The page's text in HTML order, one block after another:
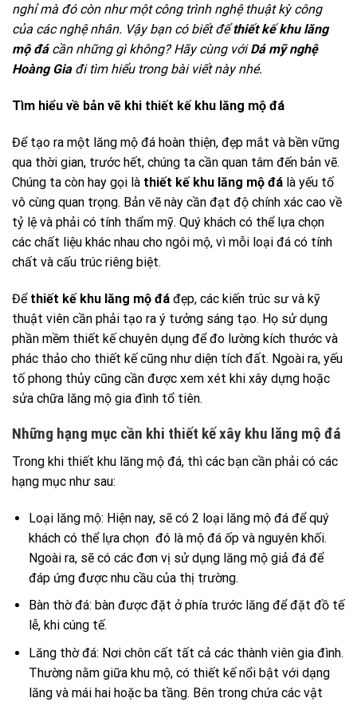
nghỉ mà đó còn như một công trình nghệ thuật kỳ công
của các nghệ nhân. Vậy bạn có biết đểthiết kế khu lăng
mộ đácần những gì không? Hãy cùng vớiDá mỹ nghệ
Hoàng Giađi tìm hiểu trong bài viết này nhé.
Tìm hiểu về bản vẽ khi thiết kế khu lăng mộ đá
Để tạo ra một lăng mộ đá hoàn thiện, đẹp mắt và bền vững
qua thời gian, trước hết, chúng ta cần quan tâm đến bản vẽ.
Chúng ta còn hay gọi là thiết kế khu lăng mộ đá là yếu tố
vô cùng quan trọng. Bản vẽ này cần đạt độ chính xác cao về
tỷ lệ và phải có tính thẩm mỹ. Quý khách có thể lựa chọn
các chất liệu khác nhau cho ngôi mộ, vì mỗi loại đá có tính
chất và cấu trúc riêng biệt.
Đểthiết kế khu lăng mộ đá đẹp, các kiến trúc sư và kỹ
thuật viên cần phải tạo ra ý tưởng sáng tạo. Họ sử dụng
phần mềm thiết kế chuyên dụng để đo lường kích thước và
phác thảo cho thiết kế cũng như diện tích đất. Ngoài ra, yếu
tố phong thủy cũng cần được xem xét khi xây dựng hoặc
sửa chữa lăng mộ gia đình tổ tiên.
Những hạng mục cần khi thiết kế xây khu lăng mộ đá
Trong khi thiết khu lăng mộ đá, thì các bạn cần phải có các
hạng mục như sau:
Loại lăng mộ: Hiện nay, sẽ có 2 loại lăng mộ đá để quý
khách có thể lựa chọn đó là mộ đá ốp và nguyên khối.
Ngoài ra, sẽ có các đơn vị sử dụng lăng mộ giả đá để
đáp ứng được nhu cầu của thị trường.
Bàn thờ đá: bàn được đặt ở phía trước lăng để đặt đồ tế
lễ, khi cúng tế.
Lăng thờ đá: Nơi chôn cất tất cả các thành viên gia đình.
Thường nằm giữa khu mộ, có thiết kế nổi bật với dạng
lăng và mái hai hoặc ba tầng. Bên trong chứa các vật